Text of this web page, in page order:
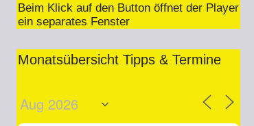
Beim Klick auf den Button öffnet der Player
ein separates Fenster
Monatsübersicht Tipps & Termine